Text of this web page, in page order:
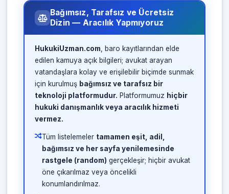
Bağımsız, Tarafsız ve Ücretsiz
Dizin — Aracılık Yapmıyoruz
HukukiUzman.com , baro kayıtlarından elde
edilen kamuya açık bilgileri; avukat arayan
vatandaşlara kolay ve erişilebilir biçimde sunmak
için kurulmuş bağımsız ve tarafsız bir
teknoloji platformudur. Platformumuz hiçbir
hukuki danışmanlık veya aracılık hizmeti
vermez.
Tüm listelemeler tamamen eşit, adil,
bağımsız ve her sayfa yenilemesinde
rastgele (random) gerçekleşir; hiçbir avukat
öne çıkarılmaz veya öncelikli
konumlandırılmaz.